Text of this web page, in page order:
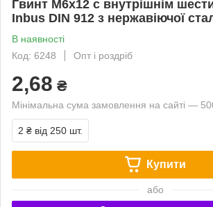
Гвинт М6х12 c внутрішнім
Inbus DIN 912 з нержавіючої
В наявності
Код: 6248
Опт і роздріб
2,68 ₴
Мінімальна сума замовлення на сайті —
2 ₴ від 250 шт.
Купити
або